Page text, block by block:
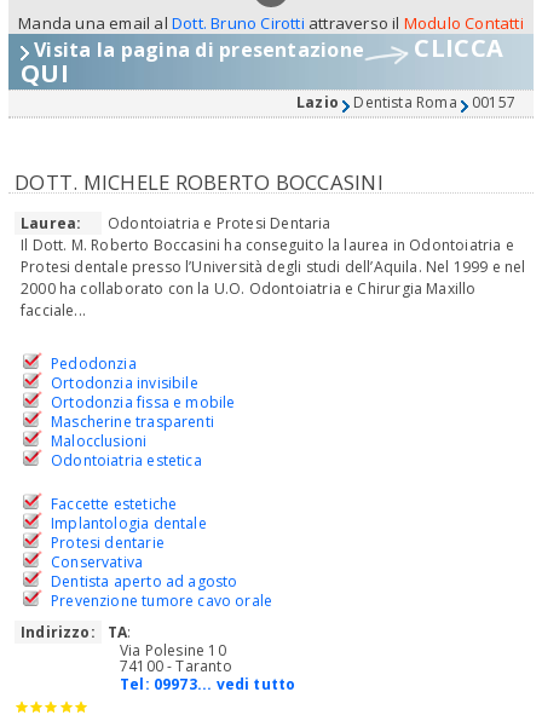
Manda una email alDott. Bruno Cirotti attraverso il Modulo Contatti
Visita la pagina di presentazione CLICCA
QUI
Lazio Dentista Roma 00157
DOTT. MICHELE ROBERTO BOCCASINI
Laurea:
Odontoiatria e Protesi Dentaria
Il Dott. M. Roberto Boccasini ha conseguito la laurea in Odontoiatria e
Protesi dentale presso l’Università degli studi dell’Aquila. Nel 1999 e nel
2000 ha collaborato con la U.O. Odontoiatria e Chirurgia Maxillo
facciale...
Pedodonzia
Ortodonzia invisibile
Ortodonzia fissa e mobile
Mascherine trasparenti
Malocclusioni
Odontoiatria estetica
Faccette estetiche
Implantologia dentale
Protesi dentarie
Conservativa
Dentista aperto ad agosto
Prevenzione tumore cavo orale
Indirizzo:
TA:
Via Polesine 10
74100 - Taranto
Tel: 09973... vedi tutto